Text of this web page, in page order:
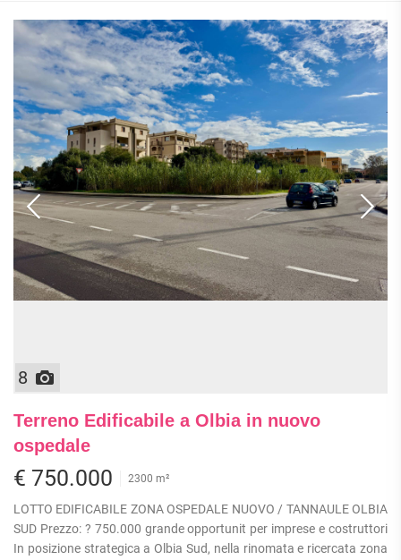
8
Terreno Edificabile a Olbia in nuovo
ospedale
€ 750.000 2300 m²
LOTTO EDIFICABILE ZONA OSPEDALE NUOVO / TANNAULE OLBIA
SUD Prezzo: ? 750.000 grande opportunit per imprese e costruttori
In posizione strategica a Olbia Sud, nella rinomata e ricercata zona